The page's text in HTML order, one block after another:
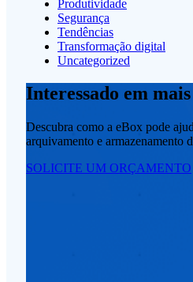
Produtividade
Segurança
Tendências
Transformação digital
Uncategorized
Interessado em
Descubra como a eBox pode
arquivamento e armazenamento
SOLICITE UM ORÇAMENTO